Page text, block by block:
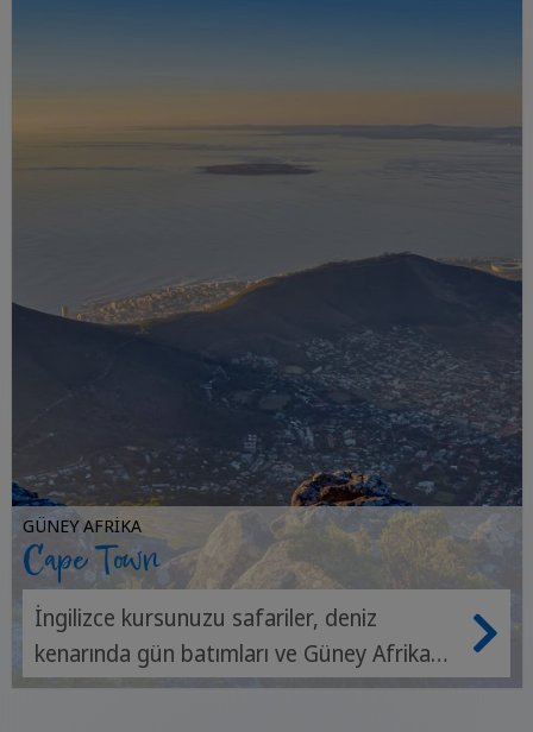
GÜNEY AFRIKA
Cape Town
İngilizce kursunuzu safariler, deniz
kenarında gün batımları ve Güney Afrika
kültürünün ruhu ile birleştirin.